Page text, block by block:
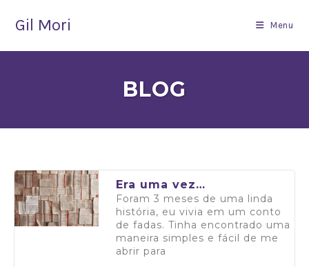
Gil Mori Menu
BLOG
Era uma vez…
Foram 3 meses de uma linda
história, eu vivia em um conto
de fadas. Tinha encontrado uma
maneira simples e fácil de me
abrir para